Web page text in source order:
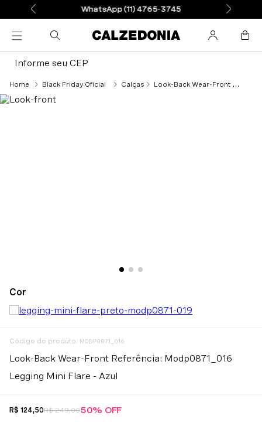
WhatsApp (11) 4765-3745
Informe seu CEP
Black Friday Oficial Calças Look-Back Wear-Front Referência: Modp0871_016 Legging Mini Flare - Azul
: MODP0871_016
Look-Back Wear-Front Referência: Modp0871_016
Legging Mini Flare - Azul
R$ 124,50R$ 249,0050% OFF